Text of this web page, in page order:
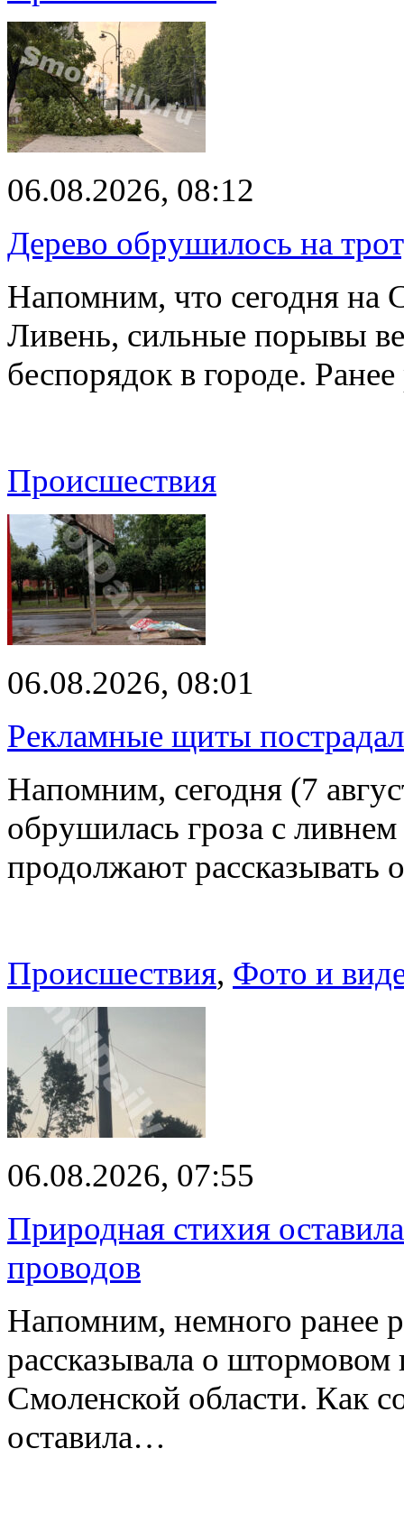
06.08.2026, 08:12
Дерево обрушилось на
Напомним, что сегодня на
Ливень, сильные порывы
беспорядок в городе.
Происшествия
06.08.2026, 08:01
Рекламные щиты
Напомним, сегодня (7
обрушилась гроза с
продолжают рассказывать
Происшествия, Фото и
06.08.2026, 07:55
Природная стихия
проводов
Напомним, немного ранее
рассказывала о
Смоленской области. Как
оставила…